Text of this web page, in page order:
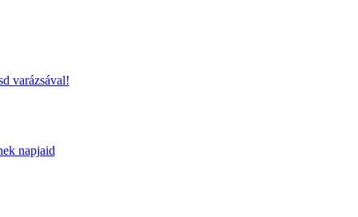
varázsával!
napjaid